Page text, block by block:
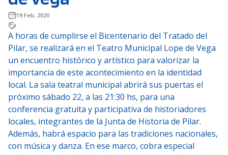
19 Feb, 2020
A horas de cumplirse el Bicentenario del Tratado del
Pilar, se realizará en el Teatro Municipal Lope de Vega
un encuentro histórico y artístico para valorizar la
importancia de este acontecimiento en la identidad
local. La sala teatral municipal abrirá sus puertas el
próximo sábado 22, a las 21:30 hs, para una
conferencia gratuita y participativa de historiadores
locales, integrantes de la Junta de Historia de Pilar.
Además, habrá espacio para las tradiciones nacionales,
con música y danza. En ese marco, cobra especial